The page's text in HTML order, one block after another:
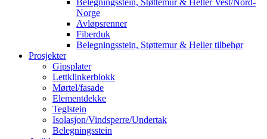
Belegningsstein, Støttemur & Heller Vest/Nord-
Norge
Avløpsrenner
Fiberduk
Belegningsstein, Støttemur & Heller tilbehør
Prosjekter
Gipsplater
Lettklinkerblokk
Mørtel/fasade
Elementdekke
Teglstein
Isolasjon/Vindsperre/Undertak
Belegningsstein